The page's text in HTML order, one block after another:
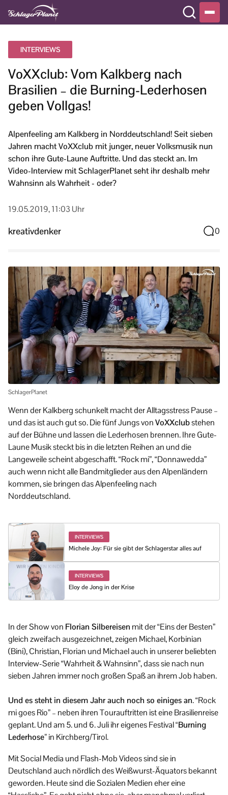
INTERVIEWS
VoXXclub: Vom Kalkberg nach
Brasilien – die Burning-Lederhosen
geben Vollgas!
Alpenfeeling am Kalkberg in Norddeutschland! Seit sieben
Jahren macht VoXXclub mit junger, neuer Volksmusik nun
schon ihre Gute-Laune Auftritte. Und das steckt an. Im
Video-Interview mit SchlagerPlanet seht ihr deshalb mehr
Wahnsinn als Wahrheit - oder?
19.05.2019, 11:03 Uhr
kreativdenker 0
SchlagerPlanet
Wenn der Kalkberg schunkelt macht der Alltagsstress Pause –
und das ist auch gut so. Die fünf Jungs vonVoXXclubstehen
auf der Bühne und lassen die Lederhosen brennen. Ihre Gute-
Laune Musik steckt bis in die letzten Reihen an und die
Langeweile scheint abgeschafft. “Rock mi”, “Donnawedda”
auch wenn nicht alle Bandmitglieder aus den Alpenländern
kommen, sie bringen das Alpenfeeling nach
Norddeutschland.
INTERVIEWS
Michele Joy: Für sie gibt der Schlagerstar alles auf
INTERVIEWS
Eloy de Jong in der Krise
In der Show von Florian Silbereisen mit der “Eins der Besten”
gleich zweifach ausgezeichnet, zeigen Michael, Korbinian
(Bini), Christian, Florian und Michael auch in unserer beliebten
Interview-Serie “Wahrheit & Wahnsinn”, dass sie nach nun
sieben Jahren immer noch großen Spaß an ihrem Job haben.
Und es steht in diesem Jahr auch noch so einiges an. “Rock
mi goes Rio” – neben ihren Tourauftritten ist eine Brasilienreise
geplant. Und am 5. und 6. Juli ihr eigenes Festival“Burning
Lederhose”in Kirchberg/Tirol.
Mit Social Media und Flash-Mob Videos sind sie in
Deutschland auch nördlich des Weißwurst-Äquators bekannt
geworden. Heute sind die Sozialen Medien eher eine